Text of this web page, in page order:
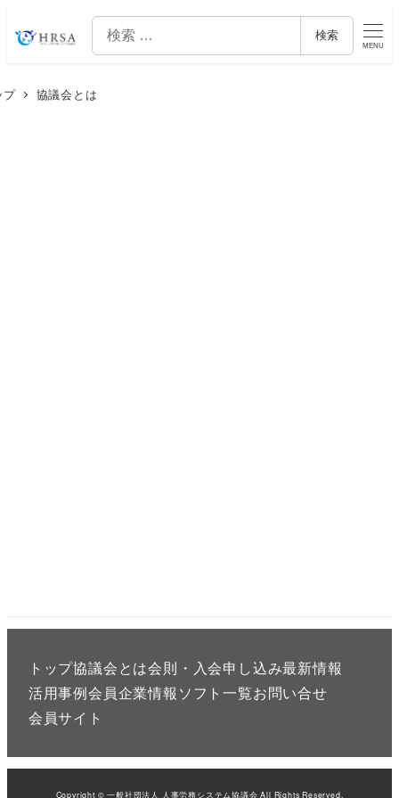
索
検索
MENU
プ 協議会とは
トップ協議会とは会則・入会申し込み最新情報
活用事例会員企業情報 ソフト一覧お問い合せ
会員サイト
Copyright © 一般社団法人 人事労務システム協議会 All Rights Reserved.